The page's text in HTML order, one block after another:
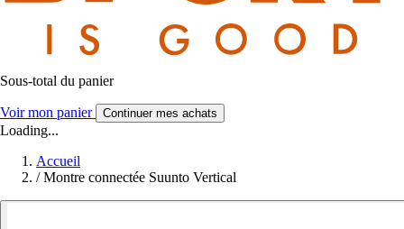
Sous-total du panier
Voir mon panier Continuer mes achats
Loading...
Accueil
/ Montre connectée Suunto Vertical